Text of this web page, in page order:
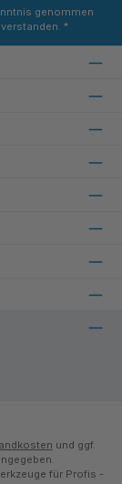
genommen
*
und ggf.
für Profis -